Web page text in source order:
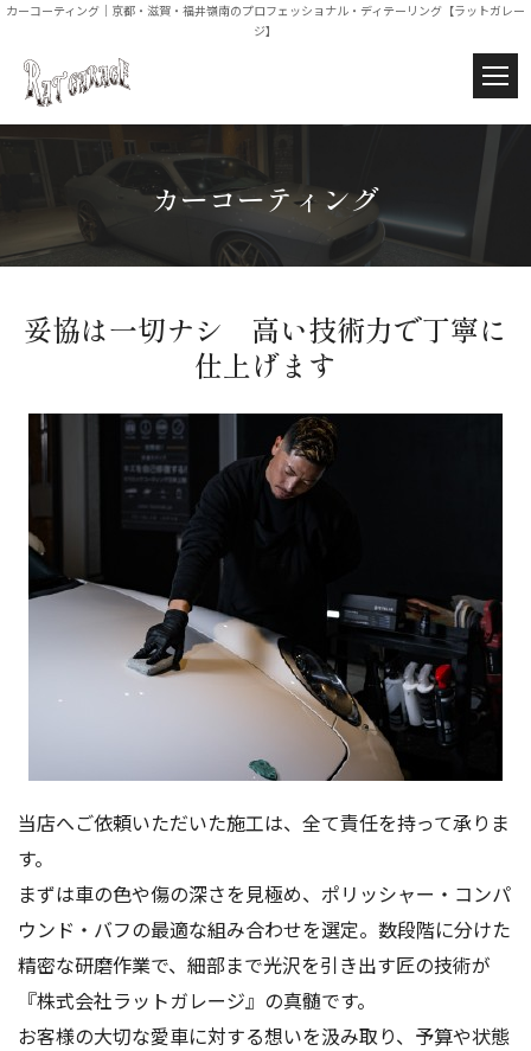
カーコーティング｜京都・滋賀・福井嶺南のプロフェッショナル・ディテーリング【ラットガレー
ジ】
カーコーティング
妥協は一切ナシ 高い技術力で丁寧に
仕上げます
当店へご依頼いただいた施工は、全て責任を持って承りま
す。
まずは車の色や傷の深さを見極め、ポリッシャー・コンパ
ウンド・バフの最適な組み合わせを選定。数段階に分けた
精密な研磨作業で、細部まで光沢を引き出す匠の技術が
『株式会社ラットガレージ』の真髄です。
お客様の大切な愛車に対する想いを汲み取り、予算や状態